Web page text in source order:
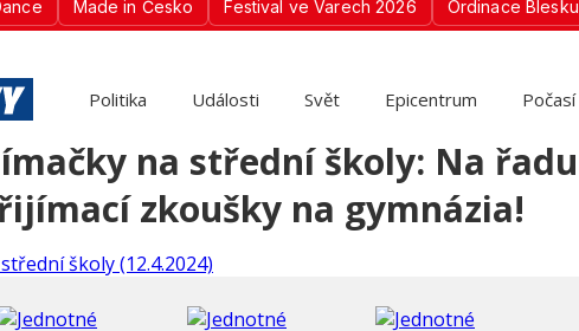
Made in Česko Festival ve Varech 2026 Ordinace Blesku
Politika Události Svět Epicentrum Počasí
na střední školy: Na řadu
zkoušky na gymnázia!